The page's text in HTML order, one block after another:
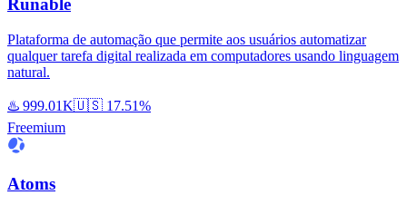
Runable
Plataforma de automação que permite aos usuários automatizar
qualquer tarefa digital realizada em computadores usando linguagem
natural.
♨️ 999.01K🇺🇸 17.51%
Freemium
Atoms